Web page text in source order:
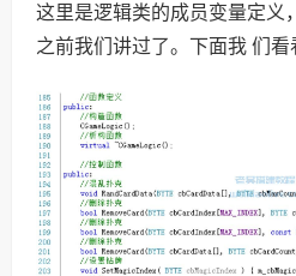
这里是逻辑类的成员变量定义
之前我们讲过了。下面我 们看